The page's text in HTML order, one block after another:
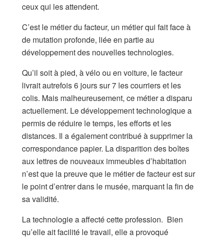
ceux qui les attendent.
C’est le métier du facteur, un métier qui fait face à
de mutation profonde, liée en partie au
développement des nouvelles technologies.
Qu’il soit à pied, à vélo ou en voiture, le facteur
livrait autrefois 6 jours sur 7 les courriers et les
colis. Mais malheureusement, ce métier a disparu
actuellement. Le développement technologique a
permis de réduire le temps, les efforts et les
distances. Il a également contribué à supprimer la
correspondance papier. La disparition des boîtes
aux lettres de nouveaux immeubles d’habitation
n’est que la preuve que le métier de facteur est sur
le point d’entrer dans le musée, marquant la fin de
sa validité.
La technologie a affecté cette profession. Bien
qu’elle ait facilité le travail, elle a provoqué